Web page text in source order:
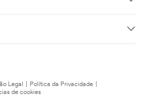
Legal Política da Privacidade
de cookies